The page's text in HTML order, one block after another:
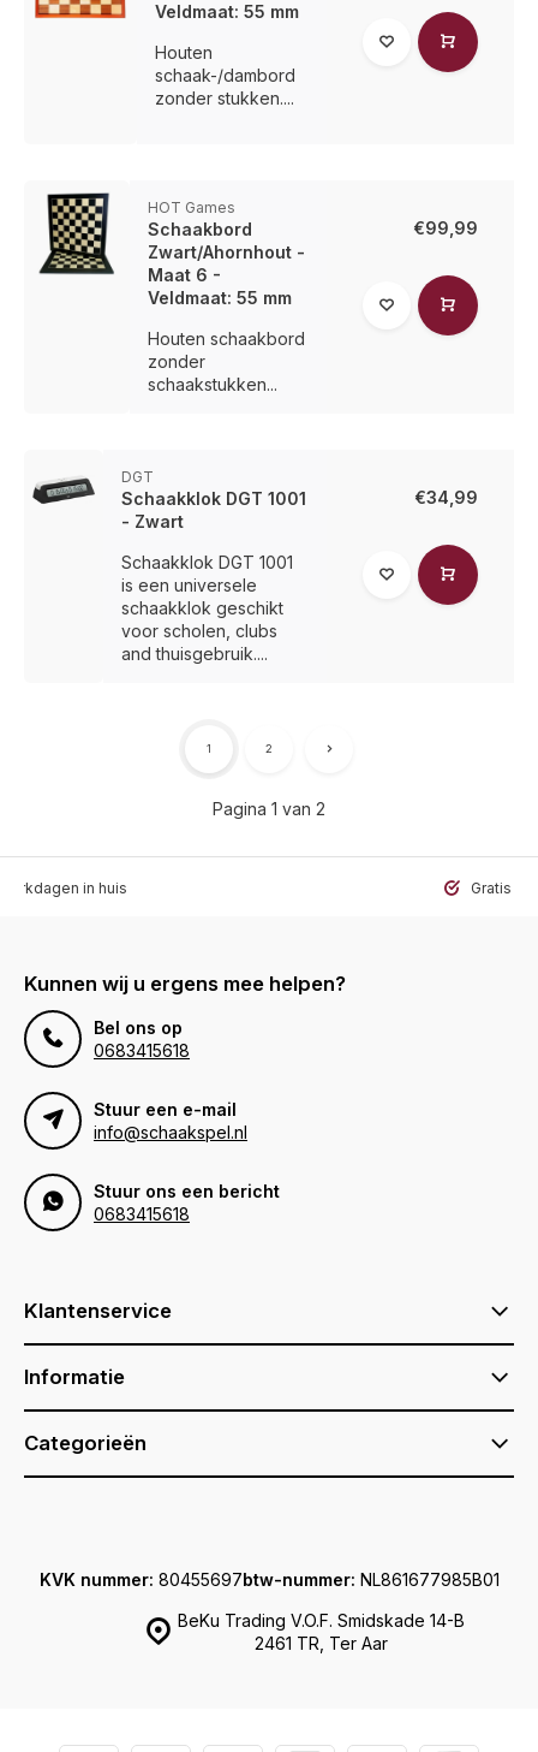
Veldmaat: 55 mm
Houten
schaak-/dambord
zonder stukken....
HOT Games
Schaakbord
Zwart/Ahornhout -
Maat 6 -
Veldmaat: 55 mm
Houten schaakbord
zonder
schaakstukken...
€99,99
DGT
Schaakklok DGT 1001
- Zwart
Schaakklok DGT 1001
is een universele
schaakklok geschikt
voor scholen, clubs
and thuisgebruik....
€34,99
Pagina 1 van 2
1 2
in huis Gratis
Kunnen wij u ergens mee helpen?
Bel ons op
0683415618
Stuur een e-mail
info@schaakspel.nl
Stuur ons een bericht
0683415618
Klantenservice
Informatie
Categorieën
BeKu Trading V.O.F. Smidskade 14-B
2461 TR, Ter Aar
KVK nummer: 80455697btw-nummer: NL861677985B01